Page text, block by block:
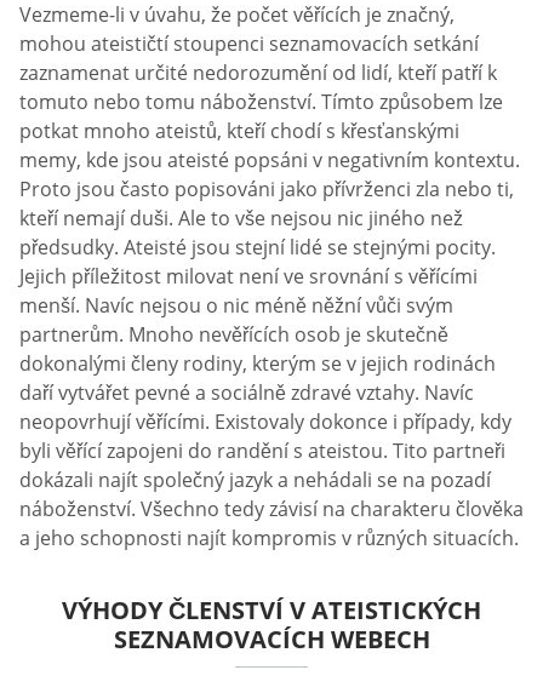
Vezmeme-li v úvahu, že počet věřících je značný,
mohou ateističtí stoupenci seznamovacích setkání
zaznamenat určité nedorozumění od lidí, kteří patří k
tomuto nebo tomu náboženství. Tímto způsobem lze
potkat mnoho ateistů, kteří chodí s křesťanskými
memy, kde jsou ateisté popsáni v negativním kontextu.
Proto jsou často popisováni jako přívrženci zla nebo ti,
kteří nemají duši. Ale to vše nejsou nic jiného než
předsudky. Ateisté jsou stejní lidé se stejnými pocity.
Jejich příležitost milovat není ve srovnání s věřícími
menší. Navíc nejsou o nic méně něžní vůči svým
partnerům. Mnoho nevěřících osob je skutečně
dokonalými členy rodiny, kterým se v jejich rodinách
daří vytvářet pevné a sociálně zdravé vztahy. Navíc
neopovrhují věřícími. Existovaly dokonce i případy, kdy
byli věřící zapojeni do randění s ateistou. Tito partneři
dokázali najít společný jazyk a nehádali se na pozadí
náboženství. Všechno tedy závisí na charakteru člověka
a jeho schopnosti najít kompromis v různých situacích.
VÝHODY ČLENSTVÍ V ATEISTICKÝCH
SEZNAMOVACÍCH WEBECH